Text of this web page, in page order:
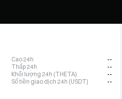
Cao 24h
--
Thấp 24h
--
Khối lượng 24h (THETA)
--
Số tiền giao dịch 24h (USDT)
--